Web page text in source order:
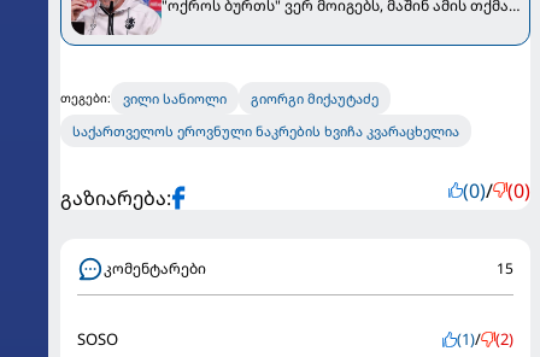
"ოქროს ბურთს" ვერ მოიგებს, მაშინ ამის თქმა
თეგები: ვილი სანიოლი
გიორგი მიქაუტაძე
საქართველოს ეროვნული ნაკრების ხვიჩა კვარაცხელია
გაზიარება: (0)/ (0)
კომენტარები 15
SOSO (1)/ (2)